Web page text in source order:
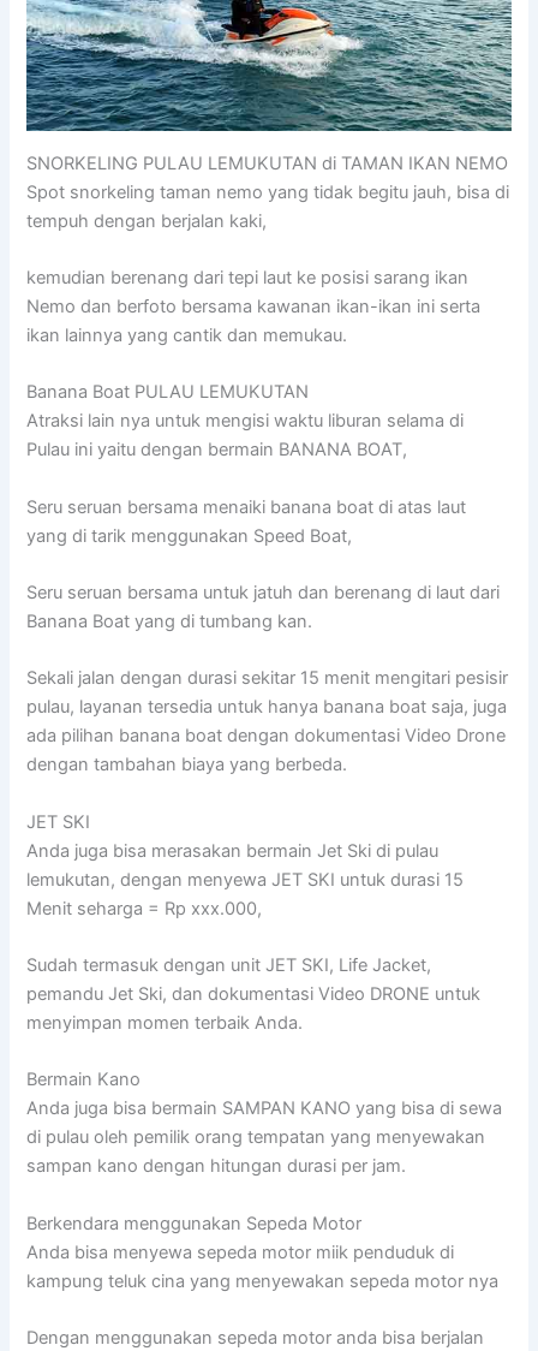
SNORKELING PULAU LEMUKUTAN di TAMAN IKAN NEMO
Spot snorkeling taman nemo yang tidak begitu jauh, bisa di
tempuh dengan berjalan kaki,
kemudian berenang dari tepi laut ke posisi sarang ikan
Nemo dan berfoto bersama kawanan ikan-ikan ini serta
ikan lainnya yang cantik dan memukau.
Banana Boat PULAU LEMUKUTAN
Atraksi lain nya untuk mengisi waktu liburan selama di
Pulau ini yaitu dengan bermain BANANA BOAT,
Seru seruan bersama menaiki banana boat di atas laut
yang di tarik menggunakan Speed Boat,
Seru seruan bersama untuk jatuh dan berenang di laut dari
Banana Boat yang di tumbang kan.
Sekali jalan dengan durasi sekitar 15 menit mengitari pesisir
pulau, layanan tersedia untuk hanya banana boat saja, juga
ada pilihan banana boat dengan dokumentasi Video Drone
dengan tambahan biaya yang berbeda.
JET SKI
Anda juga bisa merasakan bermain Jet Ski di pulau
lemukutan, dengan menyewa JET SKI untuk durasi 15
Menit seharga = Rp xxx.000,
Sudah termasuk dengan unit JET SKI, Life Jacket,
pemandu Jet Ski, dan dokumentasi Video DRONE untuk
menyimpan momen terbaik Anda.
Bermain Kano
Anda juga bisa bermain SAMPAN KANO yang bisa di sewa
di pulau oleh pemilik orang tempatan yang menyewakan
sampan kano dengan hitungan durasi per jam.
Berkendara menggunakan Sepeda Motor
Anda bisa menyewa sepeda motor miik penduduk di
kampung teluk cina yang menyewakan sepeda motor nya
Dengan menggunakan sepeda motor anda bisa berjalan